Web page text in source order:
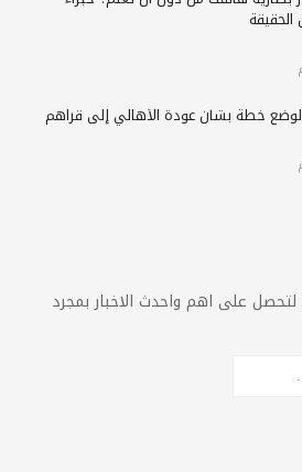
خطة بشأن عودة الأهالي إلى قراهم
على اهم واحدث الاخبار بمجرد